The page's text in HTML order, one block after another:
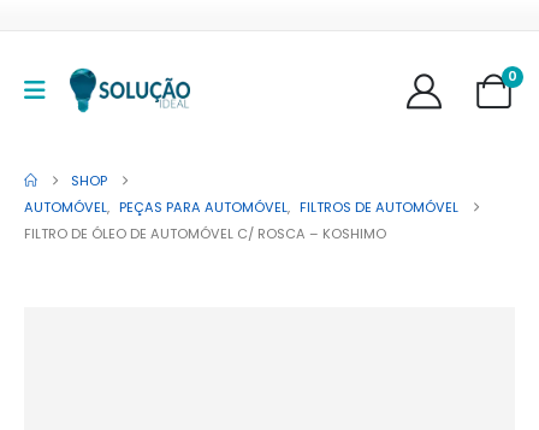
0
SHOP
AUTOMÓVEL, PEÇAS PARA AUTOMÓVEL, FILTROS DE AUTOMÓVEL
FILTRO DE ÓLEO DE AUTOMÓVEL C/ ROSCA – KOSHIMO